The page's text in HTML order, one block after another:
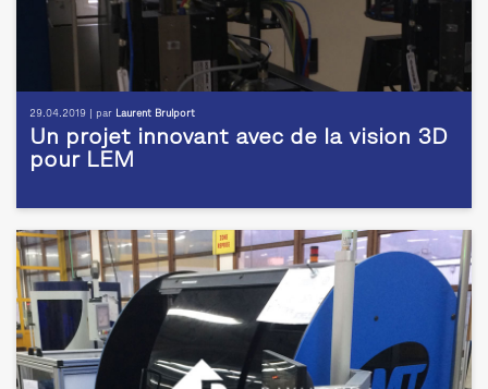
29.04.2019 | par Laurent Brulport
Un projet innovant avec de la vision 3D
pour LEM